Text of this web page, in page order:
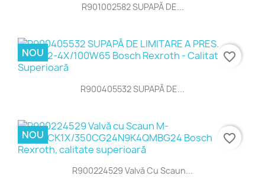
R901002582 SUPAPĂ DE...
R900405532 SUPAPĂ DE...
NOU favorite_border
R900224529 Valvă Cu Scaun...
NOU favorite_border